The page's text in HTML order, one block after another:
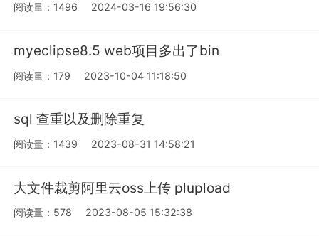
阅读量：1496 2024-03-16 19:56:30
myeclipse8.5 web项目多出了bin
阅读量：179 2023-10-04 11:18:50
sql 查重以及删除重复
阅读量：1439 2023-08-31 14:58:21
大文件裁剪阿里云oss上传 plupload
阅读量：578 2023-08-05 15:32:38